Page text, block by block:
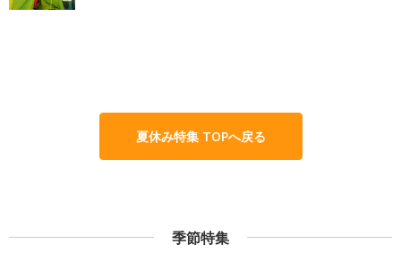
夏休み特集 TOPへ戻る
季節特集